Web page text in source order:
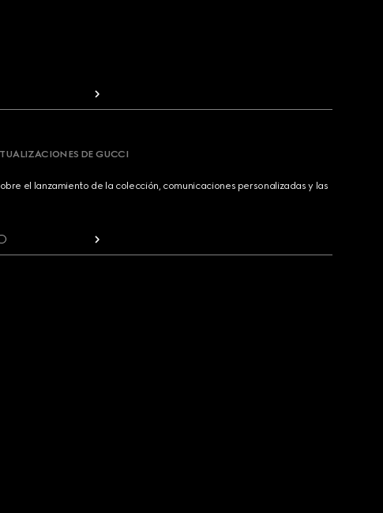
DE GUCCI
el lanzamiento de la colección, comunicaciones personalizadas y las